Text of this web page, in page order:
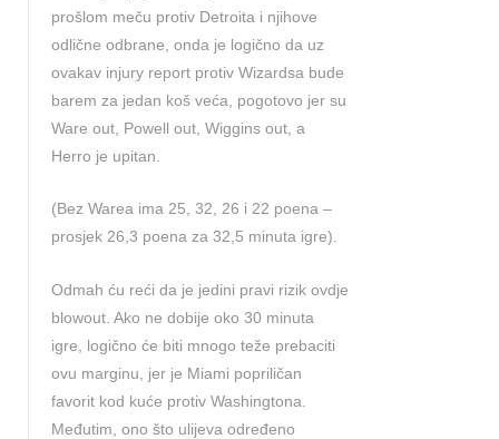
prošlom meču protiv Detroita i njihove
odlične odbrane, onda je logično da uz
ovakav injury report protiv Wizardsa bude
barem za jedan koš veća, pogotovo jer su
Ware out, Powell out, Wiggins out, a
Herro je upitan.
(Bez Warea ima 25, 32, 26 i 22 poena –
prosjek 26,3 poena za 32,5 minuta igre).
Odmah ću reći da je jedini pravi rizik ovdje
blowout. Ako ne dobije oko 30 minuta
igre, logično će biti mnogo teže prebaciti
ovu marginu, jer je Miami popriličan
favorit kod kuće protiv Washingtona.
Međutim, ono što ulijeva određeno